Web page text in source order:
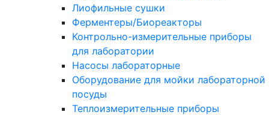
Лиофильные сушки
Ферментеры/Биореакторы
Контрольно-измерительные приборы
для лаборатории
Насосы лабораторные
Оборудование для мойки лабораторной
посуды
Теплоизмерительные приборы